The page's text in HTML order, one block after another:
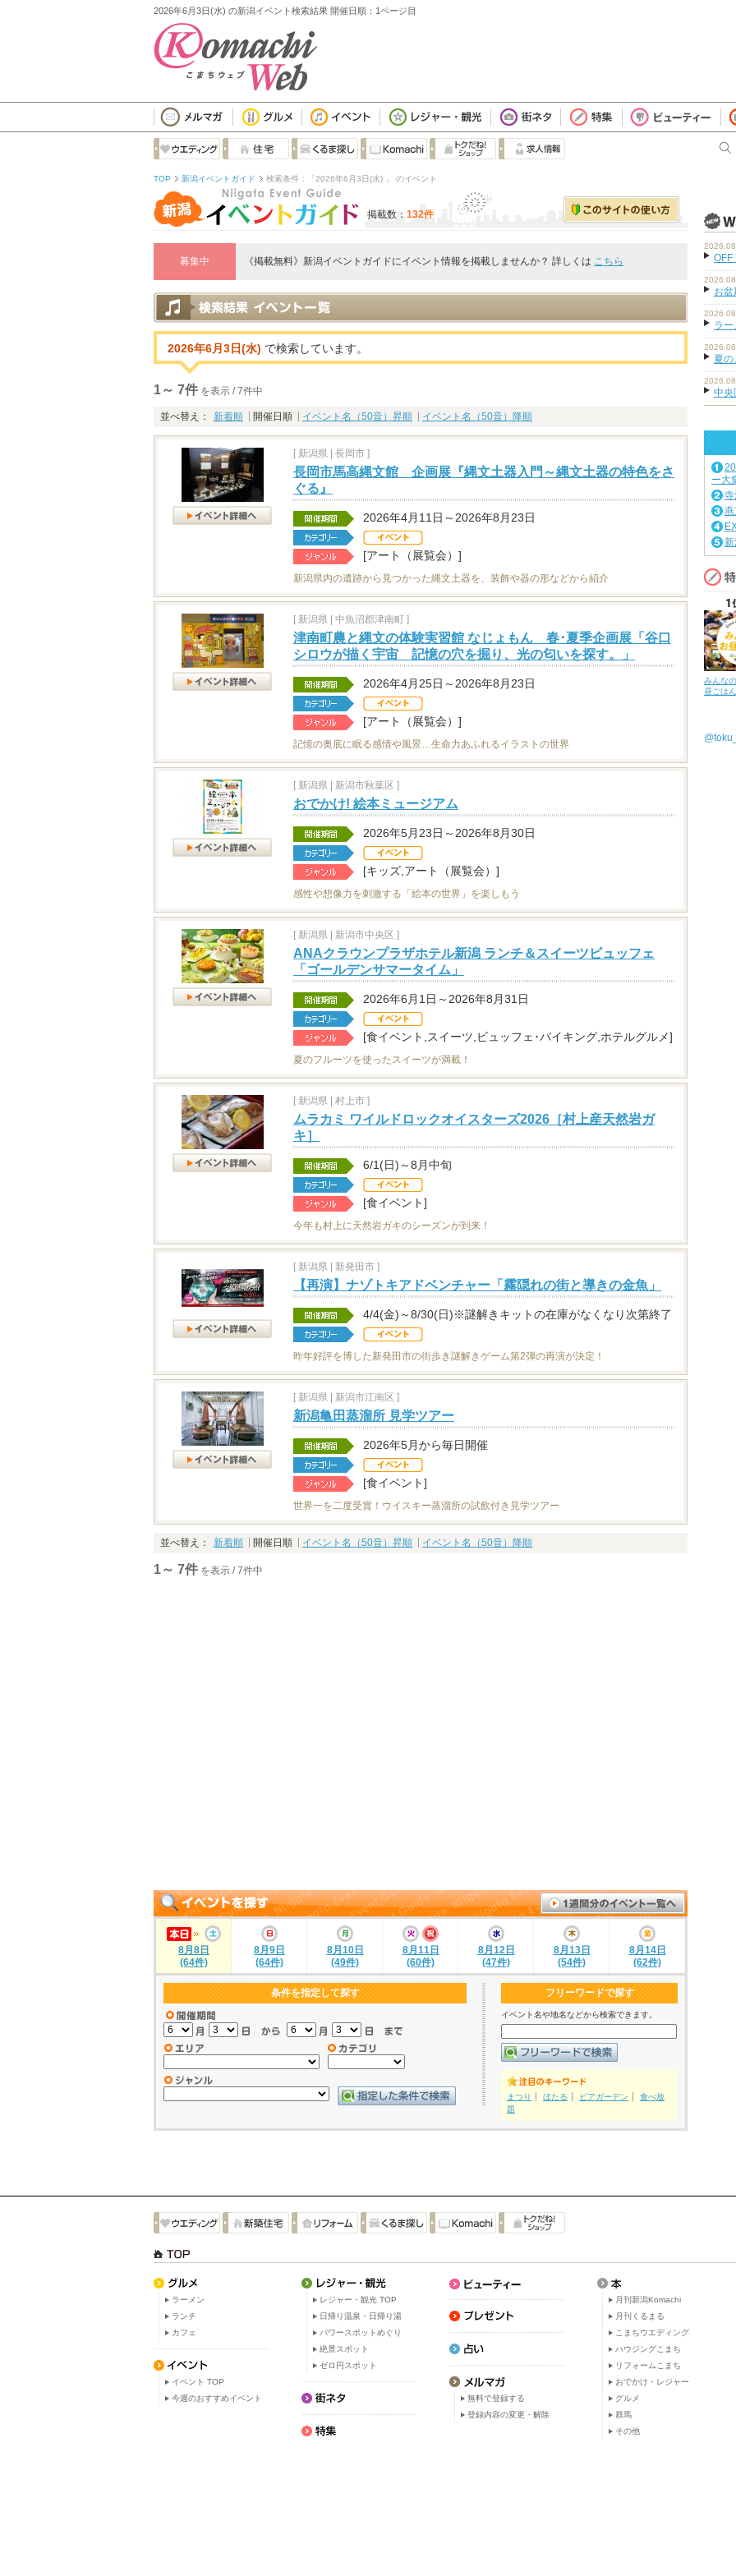
2026年6月3日(水) の新潟イベント検索結果 開催日順：1ページ目
TOP 新潟イベントガイド 検索条件：「2026年6月3日(水) 」 のイベント
掲載数： 132件
募集中 《掲載無料》新潟イベントガイドにイベント情報を掲載しませんか？ 詳しくは こちら
2026年6月3日(水) で検索しています。
1～ 7件 を表示 / 7件中
並べ替え： 新着順 開催日順 イベント名（50音）昇順 イベント名（50音）降順
[ 新潟県 長岡市 ]
長岡市馬高縄文館 企画展『縄文土器入門～縄文土器の特色をさ
ぐる』
2026年4月11日～2026年8月23日
[アート（展覧会）]
新潟県内の遺跡から見つかった縄文土器を、装飾や器の形などから紹介
[ 新潟県 中魚沼郡津南町 ]
津南町農と縄文の体験実習館 なじょもん 春･夏季企画展「谷口
シロウが描く宇宙 記憶の穴を掘り、光の匂いを探す。」
2026年4月25日～2026年8月23日
[アート（展覧会）]
記憶の奥底に眠る感情や風景…生命力あふれるイラストの世界
[ 新潟県 新潟市秋葉区 ]
おでかけ! 絵本ミュージアム
2026年5月23日～2026年8月30日
[キッズ,アート（展覧会）]
感性や想像力を刺激する「絵本の世界」を楽しもう
[ 新潟県 新潟市中央区 ]
ANAクラウンプラザホテル新潟 ランチ＆スイーツビュッフェ
「ゴールデンサマータイム」
2026年6月1日～2026年8月31日
[食イベント,スイーツ,ビュッフェ･バイキング,ホテルグルメ]
夏のフルーツを使ったスイーツが満載！
[ 新潟県 村上市 ]
ムラカミ ワイルドロックオイスターズ2026［村上産天然岩ガ
キ］
6/1(日)～8月中旬
[食イベント]
今年も村上に天然岩ガキのシーズンが到来！
[ 新潟県 新発田市 ]
【再演】ナゾトキアドベンチャー「霧隠れの街と導きの金魚」
4/4(金)～8/30(日)※謎解きキットの在庫がなくなり次第終了
昨年好評を博した新発田市の街歩き謎解きゲーム第2弾の再演が決定！
[ 新潟県 新潟市江南区 ]
新潟亀田蒸溜所 見学ツアー
2026年5月から毎日開催
[食イベント]
世界一を二度受賞！ウイスキー蒸溜所の試飲付き見学ツアー
並べ替え： 新着順 開催日順 イベント名（50音）昇順 イベント名（50音）降順
1～ 7件 を表示 / 7件中
8月8日
(64件)
8月9日
(64件)
8月10日
(49件)
8月11日
(60件)
8月12日
(47件)
8月13日
(54件)
8月14日
(62件)
条件を指定して探す フリーワードで探す
イベント名や地名などから検索できます。
まつり ほたる ビアガーデン
食べ放
題
OFF
お
ラー
夏の
中央
ー大
みんな
昼ごはん
ラーメン
ランチ
カフェ
イベント TOP
今週のおすすめイベント
レジャー・観光 TOP
日帰り温泉・日帰り湯
パワースポットめぐり
絶景スポット
ゼロ円スポット
無料で登録する
登録内容の変更・解除
月刊新潟Komachi
月刊くるまる
こまちウエディング
ハウジングこまち
リフォームこまち
おでかけ・レジャー
グルメ
群馬
その他